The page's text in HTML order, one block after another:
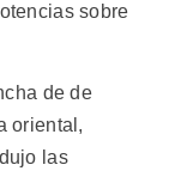
sobre
de de
oriental,
las